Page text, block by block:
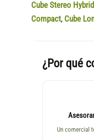
Cube Stereo
Compact, Cube
¿Por qué
Un comercial